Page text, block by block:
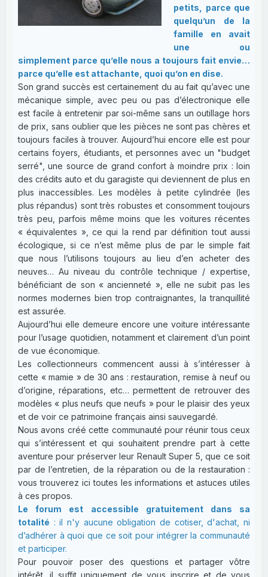
petits, parce que
quelqu’un de la
famille en avait
une ou
simplement parce qu’elle nous a toujours fait envie…
parce qu’elle est attachante, quoi qu’on en dise.
Son grand succès est certainement du au fait qu’avec une
mécanique simple, avec peu ou pas d’électronique elle
est facile à entretenir par soi-même sans un outillage hors
de prix, sans oublier que les pièces ne sont pas chères et
toujours faciles à trouver. Aujourd’hui encore elle est pour
certains foyers, étudiants, et personnes avec un "budget
serré", une source de grand confort à moindre prix : loin
des crédits auto et du garagiste qui deviennent de plus en
plus inaccessibles. Les modèles à petite cylindrée (les
plus répandus) sont très robustes et consomment toujours
très peu, parfois même moins que les voitures récentes
« équivalentes », ce qui la rend par définition tout aussi
écologique, si ce n’est même plus de par le simple fait
que nous l’utilisons toujours au lieu d’en acheter des
neuves… Au niveau du contrôle technique / expertise,
bénéficiant de son « ancienneté », elle ne subit pas les
normes modernes bien trop contraignantes, la tranquillité
est assurée.
Aujourd’hui elle demeure encore une voiture intéressante
pour l’usage quotidien, notamment et clairement d’un point
de vue économique.
Les collectionneurs commencent aussi à s’intéresser à
cette « mamie » de 30 ans : restauration, remise à neuf ou
d’origine, réparations, etc… permettent de retrouver des
modèles « plus neufs que neufs » pour le plaisir des yeux
et de voir ce patrimoine français ainsi sauvegardé.
Nous avons créé cette communauté pour réunir tous ceux
qui s’intéressent et qui souhaitent prendre part à cette
aventure pour préserver leur Renault Super 5, que ce soit
par de l’entretien, de la réparation ou de la restauration :
vous trouverez ici toutes les informations et astuces utiles
à ces propos.
Le forum est accessible gratuitement dans sa
totalité : il n'y aucune obligation de cotiser, d'achat, ni
d’adhérer à quoi que ce soit pour intégrer la communauté
et participer.
Pour pouvoir poser des questions et partager vôtre
intérêt, il suffit uniquement de vous inscrire et de vous